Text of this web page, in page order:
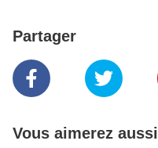
Partager
Vous aimerez aussi